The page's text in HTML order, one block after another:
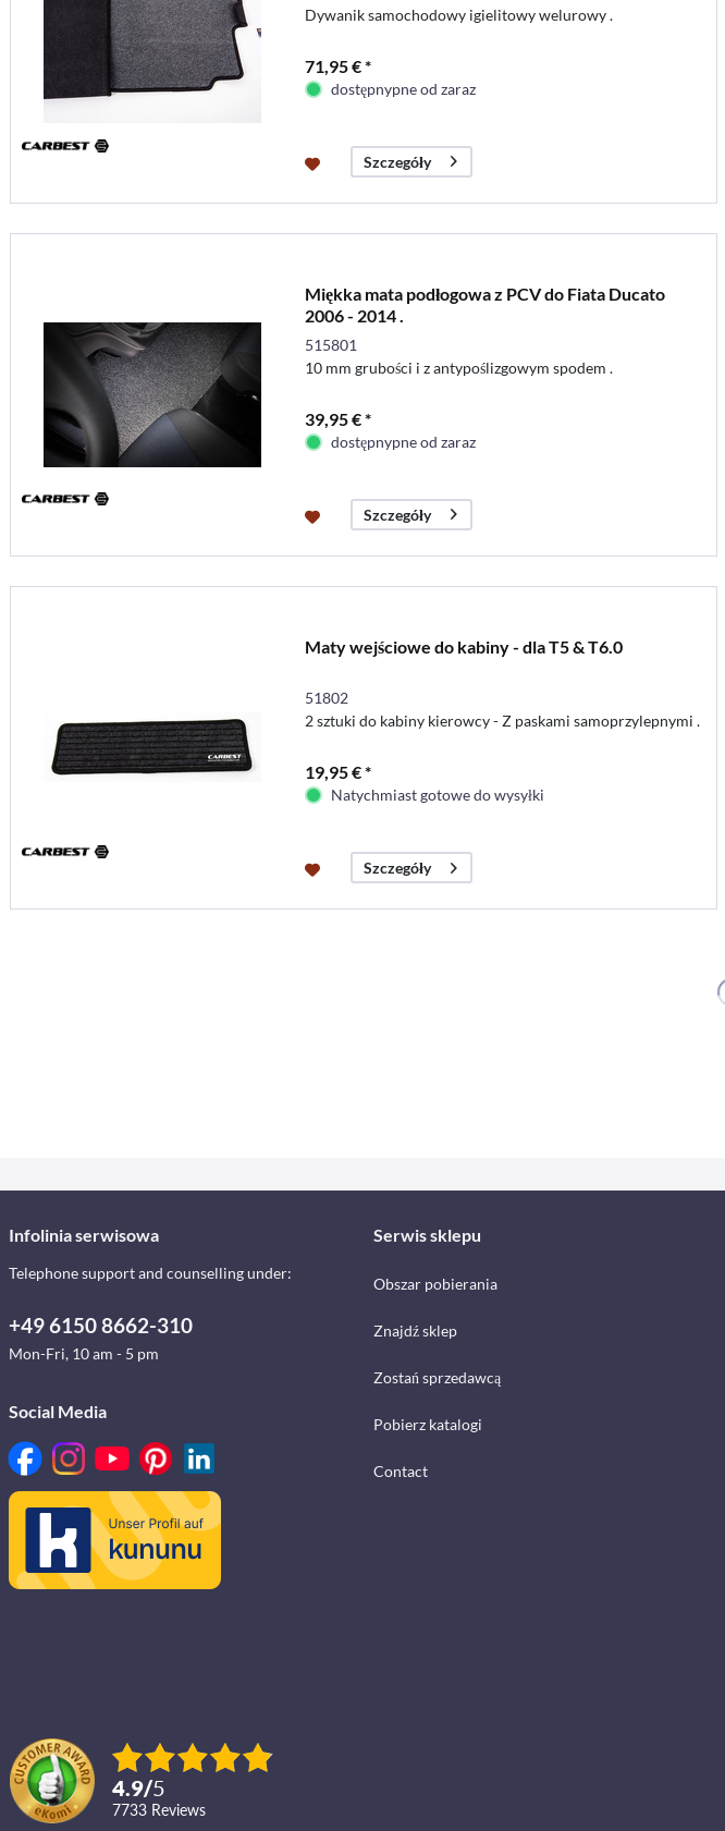
Dywanik samochodowy igielitowy welurowy .
71,95 € *
dostępnypne od zaraz
Szczegóły
Miękka mata podłogowa z PCV do Fiata Ducato
2006 - 2014 .
515801
10 mm grubości i z antypoślizgowym spodem .
39,95 € *
dostępnypne od zaraz
Szczegóły
Maty wejściowe do kabiny - dla T5 & T6.0
51802
2 sztuki do kabiny kierowcy - Z paskami samoprzylepnymi .
19,95 € *
Natychmiast gotowe do wysyłki
Szczegóły
Infolinia serwisowa
Telephone support and counselling under:
+49 6150 8662-310
Mon-Fri, 10 am - 5 pm
Social Media
4.9/5
7733 reviews
Serwis sklepu
Obszar pobierania
Znajdź sklep
Zostań sprzedawcą
Pobierz katalogi
Contact